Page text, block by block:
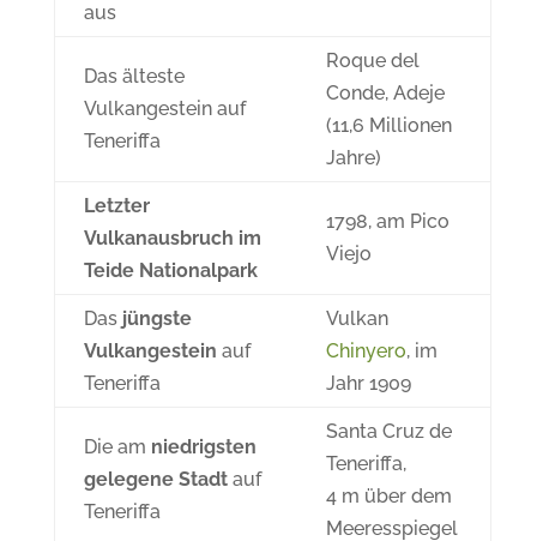
aus
Das älteste
Vulkangestein auf
Teneriffa
Roque del
Conde, Adeje
(11,6 Millionen
Jahre)
Letzter
Vulkanausbruch im
Teide Nationalpark
1798, am Pico
Viejo
Das jüngste
Vulkangestein auf
Teneriffa
Vulkan
Chinyero, im
Jahr 1909
Die am niedrigsten
gelegene Stadtauf
Teneriffa
Santa Cruz de
Teneriffa,
4 m über dem
Meeresspiegel